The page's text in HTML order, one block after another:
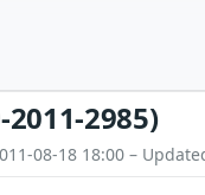
2011-2985)
08-18 18:00 –